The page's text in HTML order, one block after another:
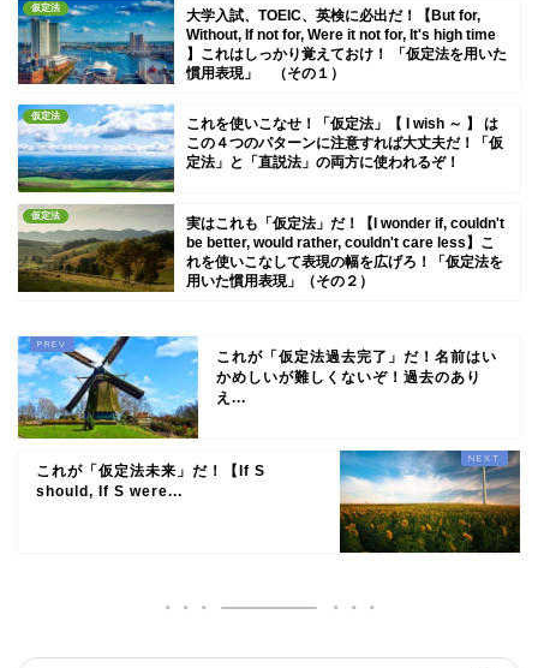
仮定法
大学入試、TOEIC、英検に必出だ！【But for,
Without, If not for, Were it not for, It's high time
】これはしっかり覚えておけ！ 「仮定法を用いた
慣用表現」 （その１）
仮定法
これを使いこなせ！「仮定法」【 I wish ～ 】 は
この４つのパターンに注意すれば大丈夫だ！「仮
定法」と「直説法」の両方に使われるぞ！
仮定法
実はこれも「仮定法」だ！【I wonder if, couldn't
be better, would rather, couldn't care less】こ
れを使いこなして表現の幅を広げろ！「仮定法を
用いた慣用表現」（その２）
これが「仮定法過去完了」だ！名前はい
かめしいが難しくないぞ！過去のあり
え...
これが「仮定法未来」だ！【If S
should, If S were...